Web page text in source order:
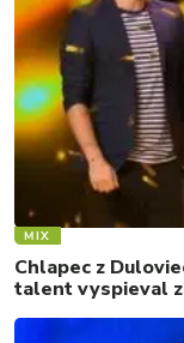
MIX
Chlapec z
talent vyspieval